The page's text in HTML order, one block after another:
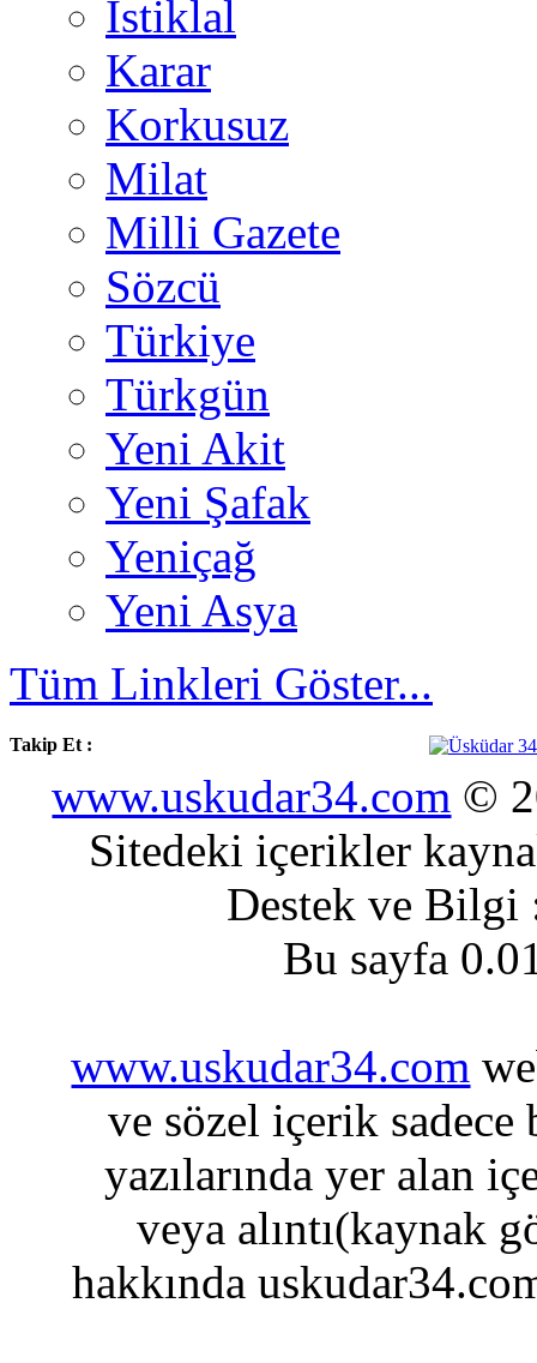
İstiklal
Karar
Korkusuz
Milat
Milli Gazete
Sözcü
Türkiye
Türkgün
Yeni Akit
Yeni Şafak
Yeniçağ
Yeni Asya
Tüm Linkleri Göster...
Takip Et :
www.uskudar34.com ©
Sitedeki içerikler
Destek ve
Bu sayfa
www.uskudar34.com
ve sözel içerik sadece
yazılarında yer alan
veya alıntı(kaynak
hakkında